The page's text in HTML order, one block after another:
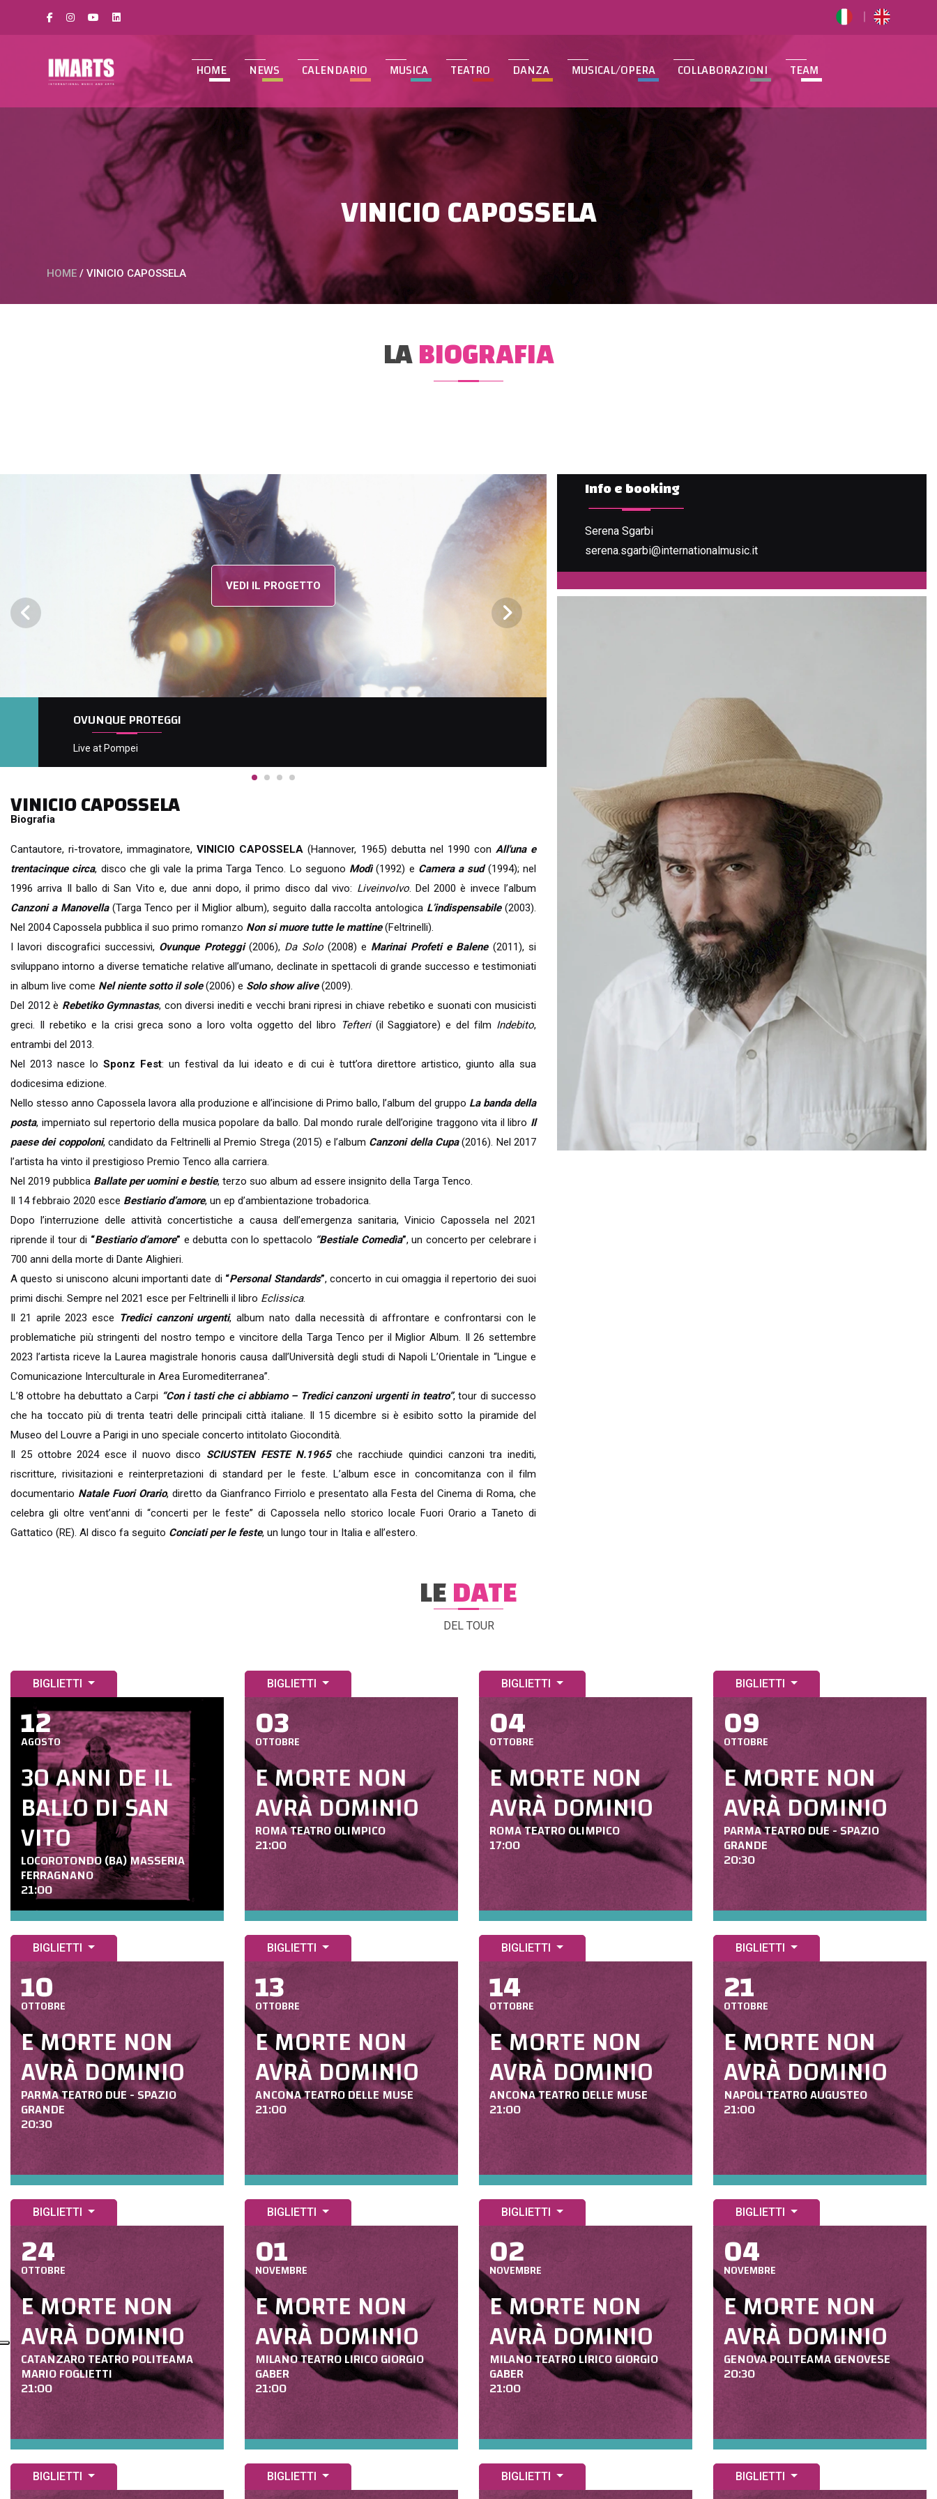
HOME NEWS CALENDARIO MUSICA TEATRO DANZA MUSICAL/OPERA COLLABORAZIONI TEAM
VINICIO CAPOSSELA
HOME / VINICIO CAPOSSELA
LABIOGRAFIA
VEDI IL PROGETTO
30 ANNI DE IL BALLO DI SAN VITO NEL BOSCO DI LATTE
VINICIO CAPOSSELA
Biografia
Cantautore, ri-trovatore, immaginatore,VINICIO CAPOSSELA (Hannover, 1965) debutta nel 1990 con All'una e
trentacinque circa, disco che gli vale la prima Targa Tenco. Lo seguono Modì(1992) e Camera a sud(1994); nel
1996 arriva Il ballo di San Vito e, due anni dopo, il primo disco dal vivo: Liveinvolvo. Del 2000 è invece l’album
Canzoni a Manovella(Targa Tenco per il Miglior album), seguito dalla raccolta antologica L’indispensabile(2003).
Nel 2004 Capossela pubblica il suo primo romanzo Non si muore tutte le mattine(Feltrinelli).
I lavori discografici successivi, Ovunque Proteggi (2006), Da Solo (2008) e Marinai Profeti e Balene (2011), si
sviluppano intorno a diverse tematiche relative all’umano, declinate in spettacoli di grande successo e testimoniati
in album live come Nel niente sotto il sole (2006) e Solo show alive (2009).
Del 2012 è Rebetiko Gymnastas, con diversi inediti e vecchi brani ripresi in chiave rebetiko e suonati con musicisti
greci. Il rebetiko e la crisi greca sono a loro volta oggetto del libro Tefteri (il Saggiatore) e del film Indebito,
entrambi del 2013.
Nel 2013 nasce lo Sponz Fest: un festival da lui ideato e di cui è tutt’ora direttore artistico, giunto alla sua
dodicesima edizione.
Nello stesso anno Capossela lavora alla produzione e all’incisione di Primo ballo, l’album del gruppo La banda della
posta, imperniato sul repertorio della musica popolare da ballo. Dal mondo rurale dell’origine traggono vita il libro Il
paese dei coppoloni, candidato da Feltrinelli al Premio Strega (2015) e l’album Canzoni della Cupa(2016). Nel 2017
l’artista ha vinto il prestigioso Premio Tenco alla carriera.
Nel 2019 pubblica Ballate per uomini e bestie, terzo suo album ad essere insignito della Targa Tenco.
Il 14 febbraio 2020 esce Bestiario d’amore, un ep d’ambientazione trobadorica.
Dopo l’interruzione delle attività concertistiche a causa dell’emergenza sanitaria, Vinicio Capossela nel 2021
riprende il tour di “Bestiario d’amore” e debutta con lo spettacolo “Bestiale Comedìa”, un concerto per celebrare i
700 anni della morte di Dante Alighieri.
A questo si uniscono alcuni importanti date di “Personal Standards”, concerto in cui omaggia il repertorio dei suoi
primi dischi. Sempre nel 2021 esce per Feltrinelli il libro Eclissica.
Il 21 aprile 2023 esce Tredici canzoni urgenti, album nato dalla necessità di affrontare e confrontarsi con le
problematiche più stringenti del nostro tempo e vincitore della Targa Tenco per il Miglior Album. Il 26 settembre
2023 l’artista riceve la Laurea magistrale honoris causa dall’Università degli studi di Napoli L’Orientale in “Lingue e
Comunicazione Interculturale in Area Euromediterranea”.
L’8 ottobre ha debuttato a Carpi “Con i tasti che ci abbiamo – Tredici canzoni urgenti in teatro”, tour di successo
che ha toccato più di trenta teatri delle principali città italiane. Il 15 dicembre si è esibito sotto la piramide del
Museo del Louvre a Parigi in uno speciale concerto intitolato Giocondità.
Il 25 ottobre 2024 esce il nuovo disco SCIUSTEN FESTE N.1965che racchiude quindici canzoni tra inediti,
riscritture, rivisitazioni e reinterpretazioni di standard per le feste. L’album esce in concomitanza con il film
documentario Natale Fuori Orario, diretto da Gianfranco Firriolo e presentato alla Festa del Cinema di Roma, che
celebra gli oltre vent’anni di “concerti per le feste” di Capossela nello storico locale Fuori Orario a Taneto di
Gattatico (RE). Al disco fa seguito Conciati per le feste, un lungo tour in Italia e all’estero.
Info e booking
Serena Sgarbi
serena.sgarbi@internationalmusic.it
LEDATE
DEL TOUR
BIGLIETTI
12
AGOSTO
30 ANNI DE IL
BALLO DI SAN
VITO
LOCOROTONDO (BA) MASSERIA
FERRAGNANO
21:00
BIGLIETTI
03
OTTOBRE
E MORTE NON
AVRÀ DOMINIO
ROMA TEATRO OLIMPICO
21:00
BIGLIETTI
04
OTTOBRE
E MORTE NON
AVRÀ DOMINIO
ROMA TEATRO OLIMPICO
17:00
BIGLIETTI
09
OTTOBRE
E MORTE NON
AVRÀ DOMINIO
PARMA TEATRO DUE - SPAZIO
GRANDE
20:30
BIGLIETTI
10
OTTOBRE
E MORTE NON
AVRÀ DOMINIO
PARMA TEATRO DUE - SPAZIO
GRANDE
20:30
BIGLIETTI
13
OTTOBRE
E MORTE NON
AVRÀ DOMINIO
ANCONA TEATRO DELLE MUSE
21:00
BIGLIETTI
14
OTTOBRE
E MORTE NON
AVRÀ DOMINIO
ANCONA TEATRO DELLE MUSE
21:00
BIGLIETTI
21
OTTOBRE
E MORTE NON
AVRÀ DOMINIO
NAPOLI TEATRO AUGUSTEO
21:00
BIGLIETTI
24
OTTOBRE
E MORTE NON
AVRÀ DOMINIO
CATANZARO TEATRO POLITEAMA
MARIO FOGLIETTI
21:00
BIGLIETTI
01
NOVEMBRE
E MORTE NON
AVRÀ DOMINIO
MILANO TEATRO LIRICO GIORGIO
GABER
21:00
BIGLIETTI
02
NOVEMBRE
E MORTE NON
AVRÀ DOMINIO
MILANO TEATRO LIRICO GIORGIO
GABER
21:00
BIGLIETTI
04
NOVEMBRE
E MORTE NON
AVRÀ DOMINIO
GENOVA POLITEAMA GENOVESE
20:30
BIGLIETTI BIGLIETTI BIGLIETTI BIGLIETTI